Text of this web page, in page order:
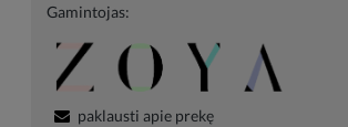
Gamintojas:
paklausti apie prekę